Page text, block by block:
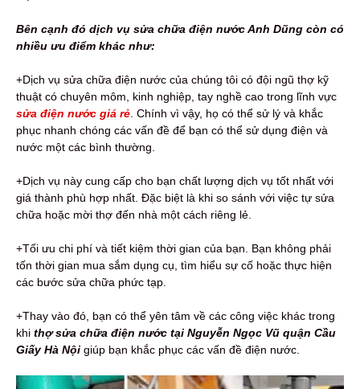
Bên cạnh đó dịch vụ sửa chữa điện nước Anh Dũng còn có
nhiều ưu điểm khác như:
+Dịch vụ sửa chữa điện nước của chúng tôi có đội ngũ thợ kỹ
thuật có chuyên môm, kinh nghiệp, tay nghề cao trong lĩnh vực
sửa điện nước giá rẻ . Chính vì vậy, họ có thể sử lý và khắc
phục nhanh chóng các vấn đề để bạn có thể sử dụng điện và
nước một các bình thường.
+Dịch vụ này cung cấp cho bạn chất lượng dịch vụ tốt nhất với
giá thành phù hợp nhất. Đặc biệt là khi so sánh với việc tự sửa
chữa hoặc mời thợ đến nhà một cách riêng lẻ.
+Tối ưu chi phí và tiết kiệm thời gian của bạn. Bạn không phải
tốn thời gian mua sắm dụng cụ, tìm hiểu sự cố hoặc thực hiện
các bước sửa chữa phức tạp.
+Thay vào đó, bạn có thể yên tâm về các công việc khác trong
khi thợsửa chữa điện nước tại Nguyễn Ngọc Vũ quận Cầu
Giấy Hà Nội giúp bạn khắc phục các vấn đề điện nước.